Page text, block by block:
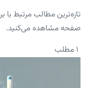
تازه‌ترین مطالب مرتبط
صفحه مشاهده می‌کنید.
۱ مطلب